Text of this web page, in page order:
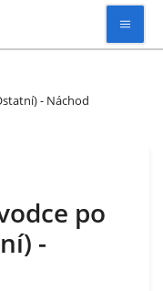
- Náchod
po
-